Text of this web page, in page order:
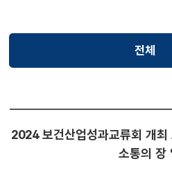
전체선택됨
2024 보건산업성과교류회 개
소통의 장